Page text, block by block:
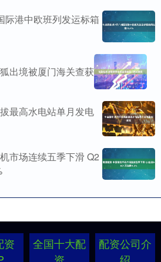
际港中欧班列发运标箱
出境被厦门海关查获
最高水电站单月发电
市场连续五季下滑 Q2
资
全国十大配
配资公司介